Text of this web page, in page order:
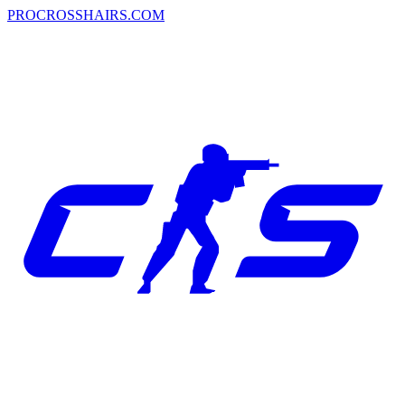
PROCROSSHAIRS.COM